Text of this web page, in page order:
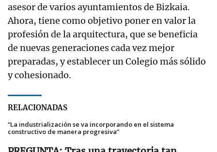
asesor de varios ayuntamientos de Bizkaia.
Ahora, tiene como objetivo poner en valor la
profesión de la arquitectura, que se beneficia
de nuevas generaciones cada vez mejor
preparadas, y establecer un Colegio más sólido
y cohesionado.
RELACIONADAS
“La industrialización se va incorporando en el sistema
constructivo de manera progresiva”